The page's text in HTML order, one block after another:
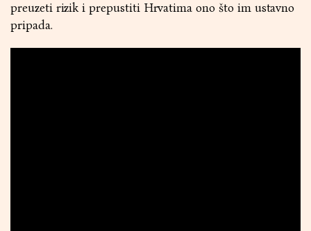
preuzeti rizik i prepustiti Hrvatima ono što im ustavno
pripada.